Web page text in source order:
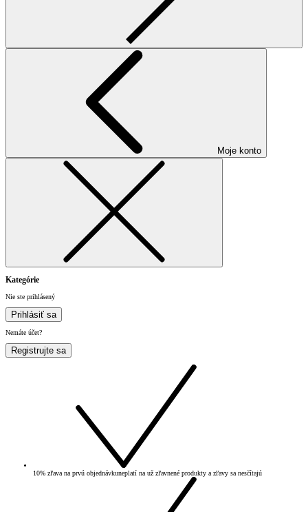
Moje konto
Kategórie
Nie ste prihlásený
Prihlásiť sa
Nemáte účet?
Registrujte sa
10% zľava na prvú objednávkuneplatí na už zľavnené produkty a zľavy sa nesčítajú